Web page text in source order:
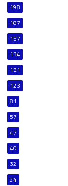
198
187
157
134
131
123
81
57
47
40
32
24